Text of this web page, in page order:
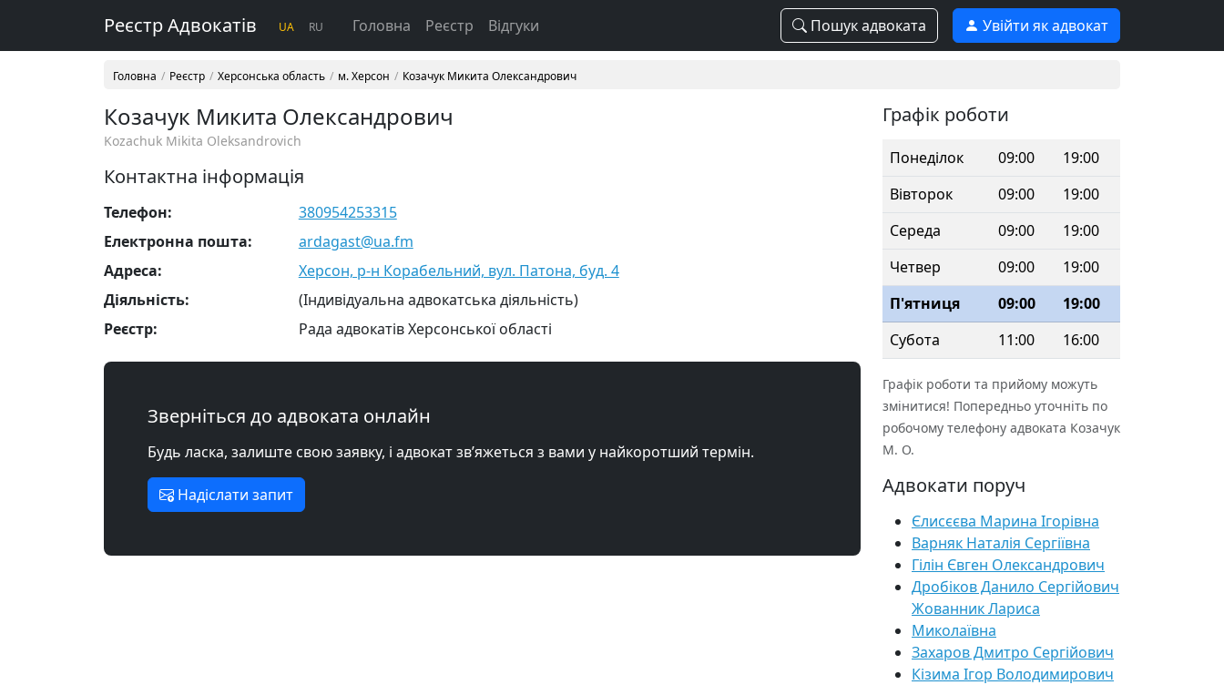
Реєстр Адвокатів UA RU Головна Реєстр Відгуки Пошук адвоката Увійти як адвокат
Головна Реєстр Херсонська область м. Херсон Козачук Микита Олександрович
Козачук Микита Олександрович
Kozachuk Mikita Oleksandrovich
Контактна інформація
Телефон:
380954253315
Електронна пошта:
ardagast@ua.fm
Адреса:
Херсон, р-н Корабельний, вул. Патона, буд. 4
Діяльність:
(Індивідуальна адвокатська діяльність)
Реєстр:
Рада адвокатів Херсонської області
Зверніться до адвоката онлайн
Будь ласка, залиште свою заявку, і адвокат зв’яжеться з вами у найкоротший термін.
Надіслати запит
Графік роботи
Понеділок 09:00
19:00
Вівторок
09:00
19:00
Середа
09:00
19:00
Четвер
09:00
19:00
П'ятниця
09:00
19:00
Субота
11:00 16:00
Графік роботи та прийому можуть
змінитися! Попередньо уточніть по
робочому телефону адвоката Козачук
М. О.
Адвокати поруч
Єлисєєва Марина Ігорівна
Варняк Наталія Сергіївна
Гілін Євген Олександрович
Дробіков Данило Сергійович
Жованник Лариса
Миколаївна
Захаров Дмитро Сергійович
Кізима Ігор Володимирович